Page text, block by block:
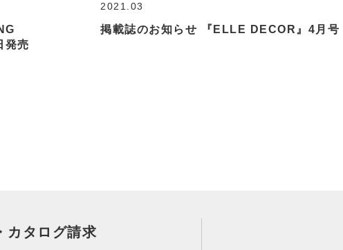
発売
2021.03
掲載誌のお知らせ 『ELLE DECOR』4月号
カタログ請求